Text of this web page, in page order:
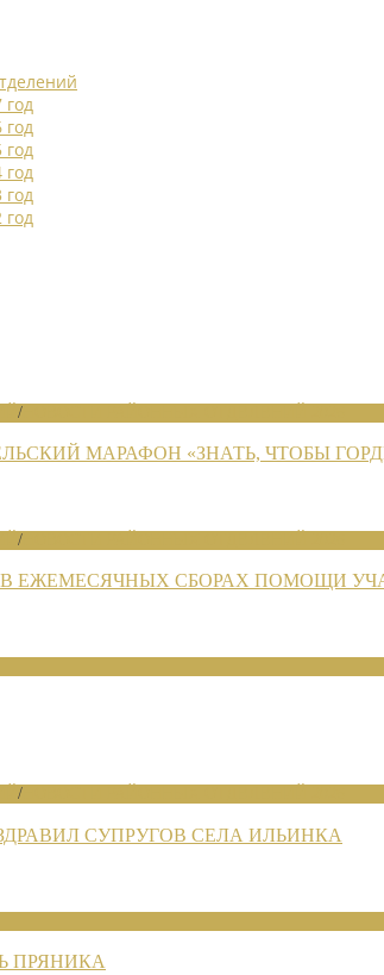
год
год
год
год
год
год
/
МАРАФОН «ЗНАТЬ, ЧТОБЫ
/
ЕЖЕМЕСЯЧНЫХ СБОРАХ ПОМОЩИ
/
СУПРУГОВ СЕЛА ИЛЬИНКА
ПРЯНИКА